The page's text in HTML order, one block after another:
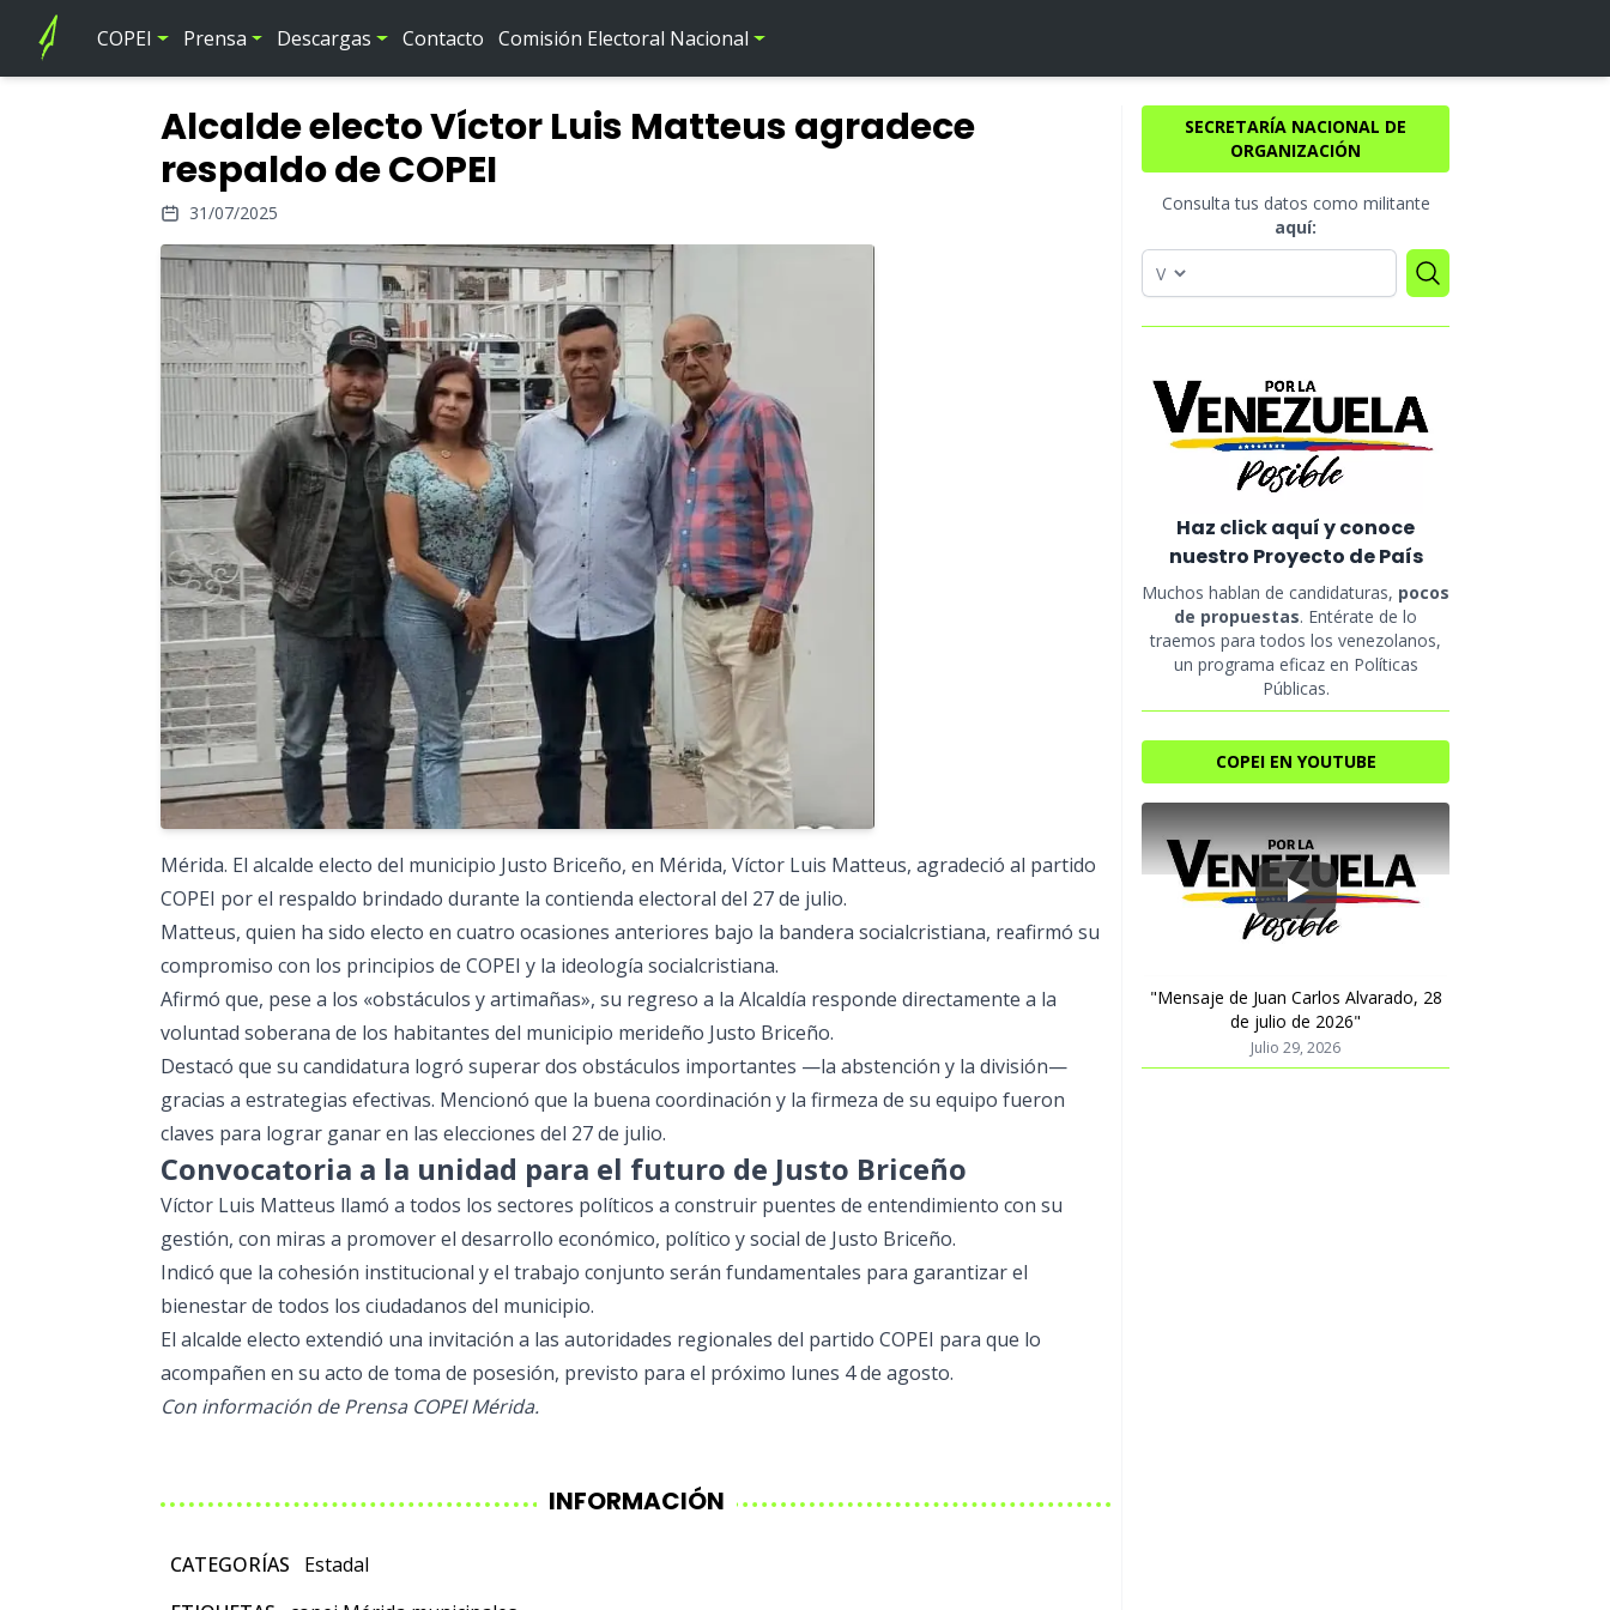
COPEI Prensa Descargas Contacto Comisión Electoral Nacional
Alcalde electo Víctor Luis Matteus agradece
respaldo de COPEI
31/07/2025
Mérida. El alcalde electo del municipio Justo Briceño, en Mérida, Víctor Luis Matteus, agradeció al partido
COPEI por el respaldo brindado durante la contienda electoral del 27 de julio.
Matteus, quien ha sido electo en cuatro ocasiones anteriores bajo la bandera socialcristiana, reafirmó su
compromiso con los principios de COPEI y la ideología socialcristiana.
Afirmó que, pese a los «obstáculos y artimañas», su regreso a la Alcaldía responde directamente a la
voluntad soberana de los habitantes del municipio merideño Justo Briceño.
Destacó que su candidatura logró superar dos obstáculos importantes —la abstención y la división—
gracias a estrategias efectivas. Mencionó que la buena coordinación y la firmeza de su equipo fueron
claves para lograr ganar en las elecciones del 27 de julio.
Convocatoria a la unidad para el futuro de Justo Briceño
Víctor Luis Matteus llamó a todos los sectores políticos a construir puentes de entendimiento con su
gestión, con miras a promover el desarrollo económico, político y social de Justo Briceño.
Indicó que la cohesión institucional y el trabajo conjunto serán fundamentales para garantizar el
bienestar de todos los ciudadanos del municipio.
El alcalde electo extendió una invitación a las autoridades regionales del partido COPEI para que lo
acompañen en su acto de toma de posesión, previsto para el próximo lunes 4 de agosto.
Con información de Prensa COPEI Mérida.
INFORMACIÓN
CATEGORÍAS
Estadal
SECRETARÍA NACIONAL DE
ORGANIZACIÓN
Consulta tus datos como militante
aquí:
Haz click aquí y conoce
nuestro Proyecto de País
Muchos hablan de candidaturas, pocos
de propuestas. Entérate de lo
traemos para todos los venezolanos,
un programa eficaz en Políticas
Públicas.
COPEI EN YOUTUBE
Play
"Mensaje de Juan Carlos Alvarado, 28
de julio de 2026"
Julio 29, 2026